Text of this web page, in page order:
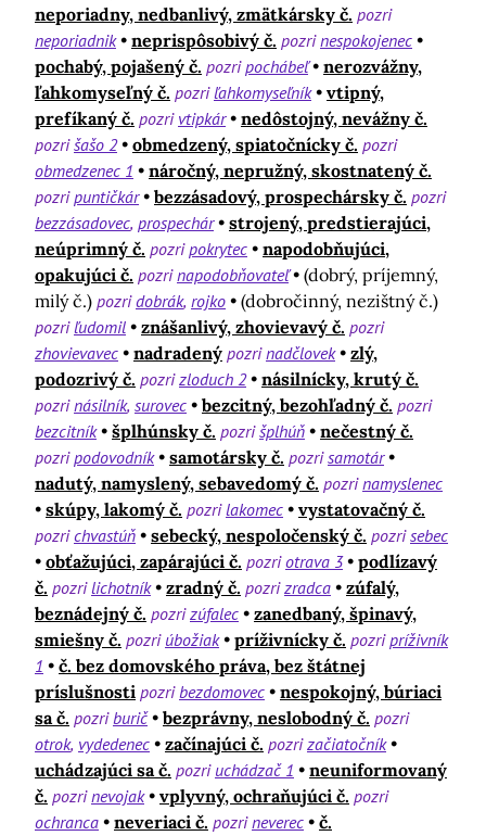
neporiadny, nedbanlivý, zmätkársky č. pozri
neporiadnik
neprispôsobivý č. pozrinespokojenec
pochabý, pojašený č. pozripochábeľ
nerozvážny,
ľahkomyseľný č. pozriľahkomyseľník
vtipný,
prefíkaný č. pozri vtipkár
nedôstojný, nevážny č.
pozrišašo 2 obmedzený, spiatočnícky č. pozri
obmedzenec 1
náročný, nepružný, skostnatený č.
pozripuntičkár bezzásadový, prospechársky č. pozri
bezzásadovec prospechár
strojený, predstierajúci,
neúprimný č. pozripokrytec
napodobňujúci,
opakujúci č. pozrinapodobňovateľ
(dobrý, príjemný,
milý č.) pozridobrák rojko
(dobročinný, nezištný č.)
pozriľudomil znášanlivý, zhovievavý č. pozri
zhovievavec
nadradený pozrinadčlovek
zlý,
podozrivý č. pozrizloduch 2
násilnícky, krutý č.
pozrinásilník surovec bezcitný, bezohľadný č. pozri
bezcitník
šplhúnsky č. pozrišplhúň
nečestný č.
pozripodovodník samotársky č. pozrisamotár
nadutý, namyslený, sebavedomý č. pozrinamyslenec
skúpy, lakomý č. pozrilakomec
vystatovačný č.
pozrichvastúň sebecký, nespoločenský č. pozrisebec
obťažujúci, zapárajúci č. pozriotrava 3
podlízavý
č. pozrilichotník zradný č. pozrizradca
zúfalý,
beznádejný č. pozrizúfalec
zanedbaný, špinavý,
smiešny č. pozri úbožiak príživnícky č. pozripríživník
1
č. bez domovského práva, bez štátnej
príslušnosti pozribezdomovec
nespokojný, búriaci
sa č. pozriburič bezprávny, neslobodný č. pozri
otrok vydedenec začínajúci č. pozrizačiatočník
uchádzajúci sa č. pozri uchádzač 1
neuniformovaný
č. pozrinevojak vplyvný, ochraňujúci č. pozri
ochranca
neveriaci č. pozrineverec
č.